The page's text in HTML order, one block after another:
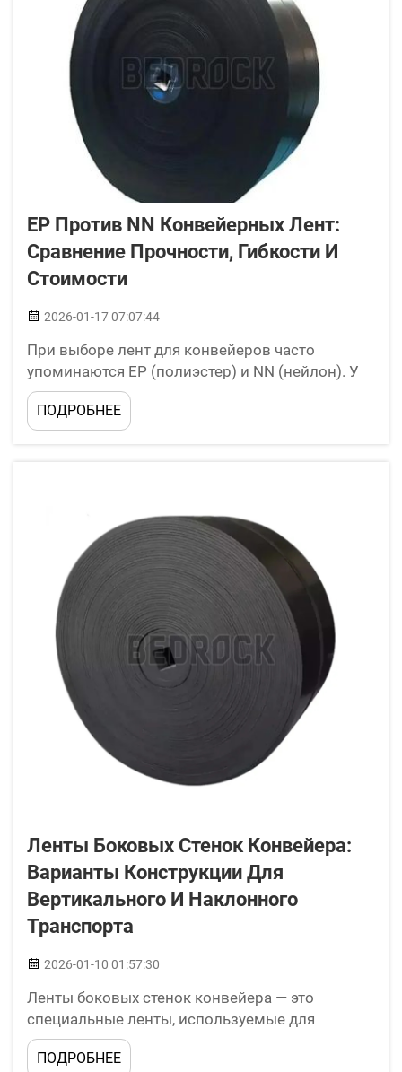
EP Против NN Конвейерных Лент:
Сравнение Прочности, Гибкости И
Стоимости
2026-01-17 07:07:44
При выборе лент для конвейеров часто
упоминаются EP (полиэстер) и NN (нейлон). У
каждого материала есть свои преимущества и
недостатки. Для предприятий, зависящих от
транспортировки материалов, критически
ПОДРОБНЕЕ
Ленты Боковых Стенок Конвейера:
Варианты Конструкции Для
Вертикального И Наклонного
Транспорта
2026-01-10 01:57:30
Ленты боковых стенок конвейера — это
специальные ленты, используемые для
подъёма и спуска сыпучих материалов из
глубоководного терминала на поверхность.
ПОДРОБНЕЕ